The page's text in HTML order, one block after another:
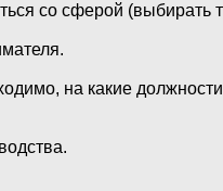
со сферой
на какие